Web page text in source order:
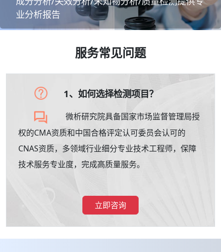
业分析报告
服务常见问题
1、如何选择检测项目？
微析研究院具备国家市场监督管理局授
权的CMA资质和中国合格评定认可委员会认可的
CNAS资质，多领域行业细分专业技术工程师，保障
技术服务专业度，完成高质量服务。
立即咨询